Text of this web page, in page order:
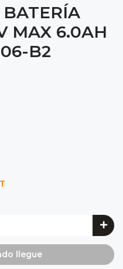
BATERÍA
MAX 6.0AH
B2
llegue